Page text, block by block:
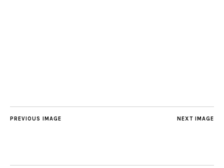
NEXT IMAGE
PREVIOUS IMAGE